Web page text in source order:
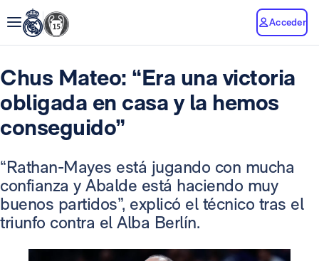
Acceder
Chus Mateo: “Era una victoria
obligada en casa y la hemos
conseguido”
“Rathan-Mayes está jugando con mucha
confianza y Abalde está haciendo muy
buenos partidos”, explicó el técnico tras el
triunfo contra el Alba Berlín.